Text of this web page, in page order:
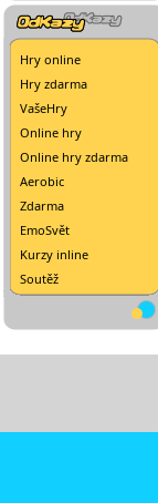
Hry online
Hry zdarma
VašeHry
Online hry
Online hry zdarma
Aerobic
Zdarma
EmoSvět
Kurzy inline
Soutěž